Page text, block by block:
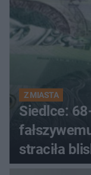
Z MIASTA
Siedlce:
straciła